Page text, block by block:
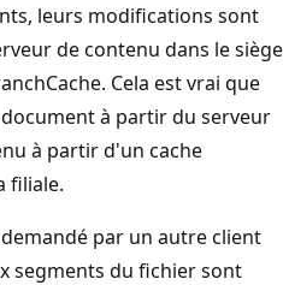
leurs modifications sont
de contenu dans le siège
Cela est vrai que
à partir du serveur
à partir d'un cache
filiale.
par un autre client
segments du fichier sont